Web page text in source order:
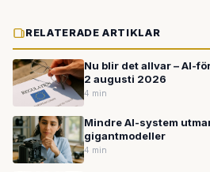
RELATERADE ARTIKLAR
Nu blir det allvar – AI-
2 augusti 2026
4 min
Mindre AI-system
gigantmodeller
4 min